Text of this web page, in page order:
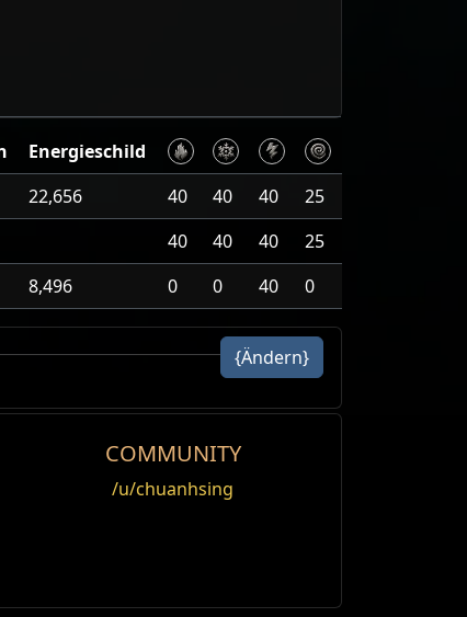
Energieschild
22,656 40 40 40
25
40 40 40
25
8,496 0 0 40 0
{Ändern}
COMMUNITY
/u/chuanhsing